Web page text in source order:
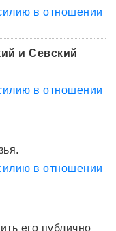
в отношении
и Севский
в отношении
в отношении
его публично